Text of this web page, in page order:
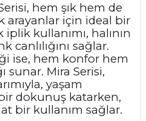
hem şık hem de
arayanlar için ideal bir
kullanımı, halının
canlılığını sağlar.
ise, hem konfor hem
sunar. Mira Serisi,
yaşam
dokunuş katarken,
bir kullanım sağlar.